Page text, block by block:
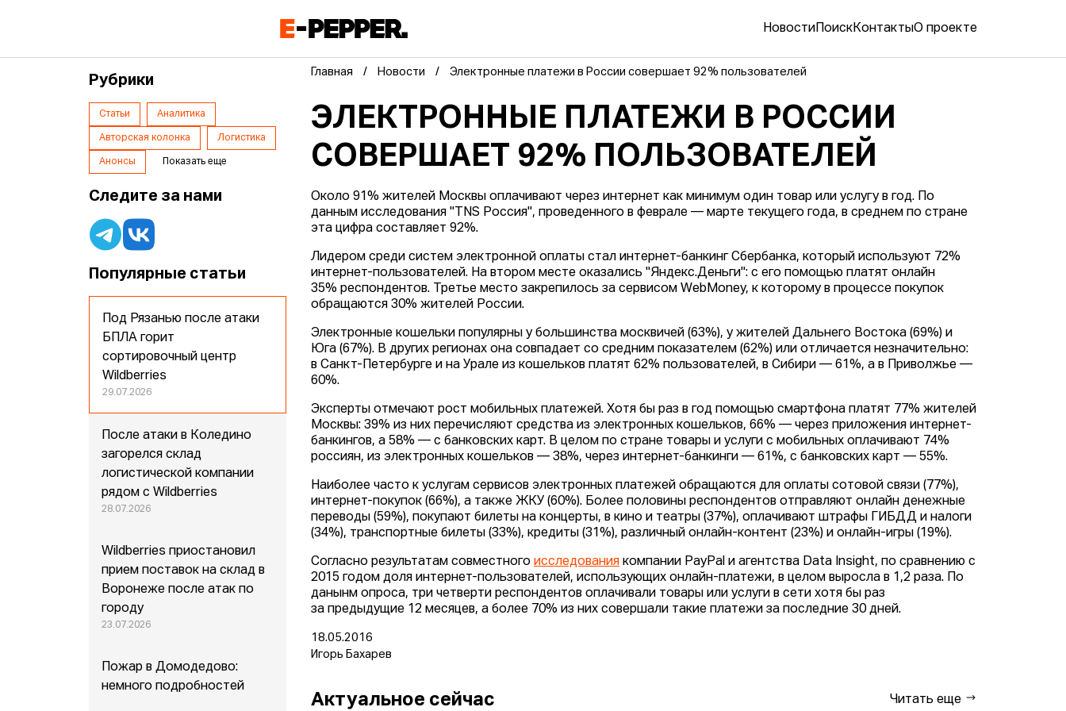
Новости ПоискКонтактыО проекте
Главная Новости Электронные платежи в России совершает 92% пользователей
ЭЛЕКТРОННЫЕ ПЛАТЕЖИ В РОССИИ
СОВЕРШАЕТ 92% ПОЛЬЗОВАТЕЛЕЙ
Около 91% жителей Москвы оплачивают через интернет как минимум один товар или услугу в год. По
данным исследования "TNS Россия", проведенного в феврале — марте текущего года, в среднем по стране
эта цифра составляет 92%.
Лидером среди систем электронной оплаты стал интернет-банкинг Сбербанка, который используют 72%
интернет-пользователей. На втором месте оказались "Яндекс.Деньги": с его помощью платят онлайн
35% респондентов. Третье место закрепилось за сервисом WebMoney, к которому в процессе покупок
обращаются 30% жителей России.
Электронные кошельки популярны у большинства москвичей (63%), у жителей Дальнего Востока (69%) и
Юга (67%). В других регионах она совпадает со средним показателем (62%) или отличается незначительно:
в Санкт-Петербурге и на Урале из кошельков платят 62% пользователей, в Сибири — 61%, а в Приволжье —
60%.
Эксперты отмечают рост мобильных платежей. Хотя бы раз в год помощью смартфона платят 77% жителей
Москвы: 39% из них перечисляют средства из электронных кошельков, 66% — через приложения интернет-
банкингов, а 58% — с банковских карт. В целом по стране товары и услуги с мобильных оплачивают 74%
россиян, из электронных кошельков — 38%, через интернет-банкинги — 61%, с банковских карт — 55%.
Наиболее часто к услугам сервисов электронных платежей обращаются для оплаты сотовой связи (77%),
интернет-покупок (66%), а также ЖКУ (60%). Более половины респондентов отправляют онлайн денежные
переводы (59%), покупают билеты на концерты, в кино и театры (37%), оплачивают штрафы ГИБДД и налоги
(34%), транспортные билеты (33%), кредиты (31%), различный онлайн-контент (23%) и онлайн-игры (19%).
Согласно результатам совместногоисследования компании PayPal и агентства Data Insight, по сравнению с
2015 годом доля интернет-пользователей, использующих онлайн-платежи, в целом выросла в 1,2 раза. По
данынм опроса, три четверти респондентов оплачивали товары или услуги в сети хотя бы раз
за предыдущие 12 месяцев, а более 70% из них совершали такие платежи за последние 30 дней.
18.05.2016
Игорь Бахарев
Актуальное сейчас Читать еще
Рубрики
Статьи Аналитика
Авторская колонка Логистика
Анонсы Показать еще
Следите за нами
Популярные статьи
Под Рязанью после атаки
БПЛА горит
сортировочный центр
Wildberries
29.07.2026
После атаки в Коледино
загорелся склад
логистической компании
рядом с Wildberries
28.07.2026
Wildberries приостановил
прием поставок на склад в
Воронеже после атак по
городу
23.07.2026
Пожар в Домодедово:
немного подробностей